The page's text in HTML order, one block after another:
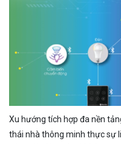
Xu hướng tích hợp đa nền
thái nhà thông minh thực sự